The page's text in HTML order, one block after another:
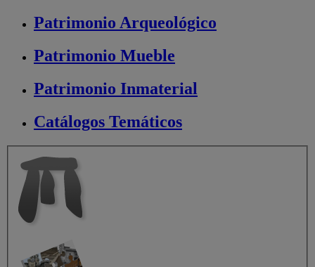
Patrimonio Arqueológico
Patrimonio Mueble
Patrimonio Inmaterial
Catálogos Temáticos